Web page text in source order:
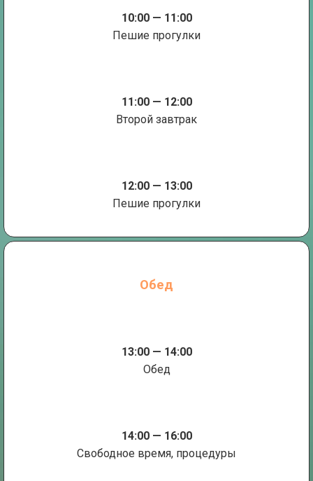
10:00 — 11:00
Пешие прогулки
11:00 — 12:00
Второй завтрак
12:00 — 13:00
Пешие прогулки
Обед
13:00 — 14:00
Обед
14:00 — 16:00
Свободное время, процедуры